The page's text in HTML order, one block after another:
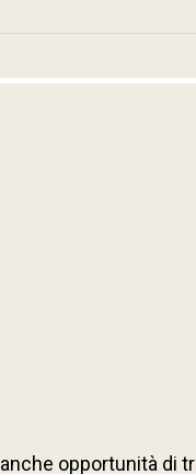
opportunità